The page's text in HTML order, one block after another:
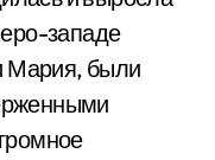
западе
Мария, были